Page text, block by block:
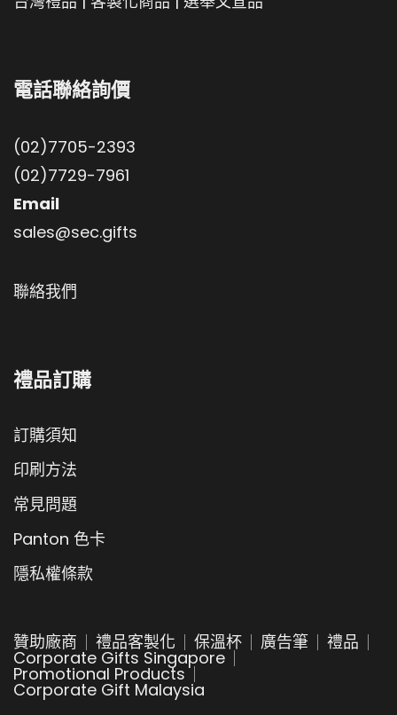
電話聯絡詢價
(02)7705-2393
(02)7729-7961
Email
sales@sec.gifts
聯絡我們
禮品訂購
訂購須知
印刷方法
常見問題
Panton 色卡
隱私權條款
贊助廠商 禮品客製化 保溫杯 廣告筆 禮品
Corporate Gifts Singapore
Promotional Products
Corporate Gift Malaysia